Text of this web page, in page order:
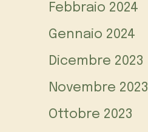
Febbraio 2024
Gennaio 2024
Dicembre 2023
Novembre 2023
Ottobre 2023